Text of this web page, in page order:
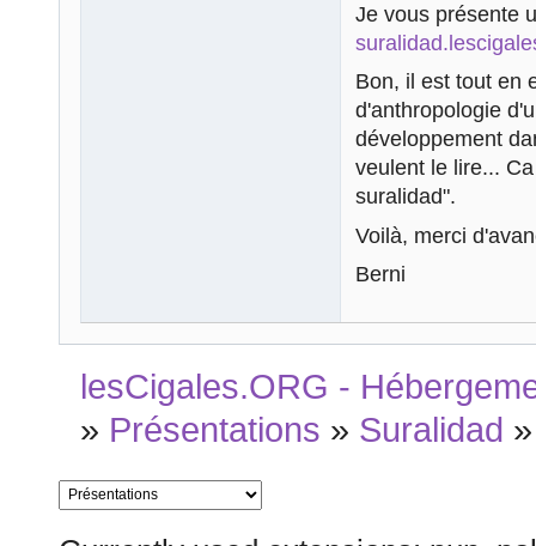
Je vous présente
Bon, il est tout en
d'anthropologie
développement
veulent le lire...
suralidad".
Voilà, merci
Berni
lesCigales.ORG -
» Présentations » Suralidad